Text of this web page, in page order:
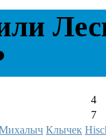
4
7
Клычек